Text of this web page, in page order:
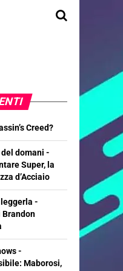
Creed?
domani -
Super, la
d’Acciaio
-
Brandon
-
Maborosi,